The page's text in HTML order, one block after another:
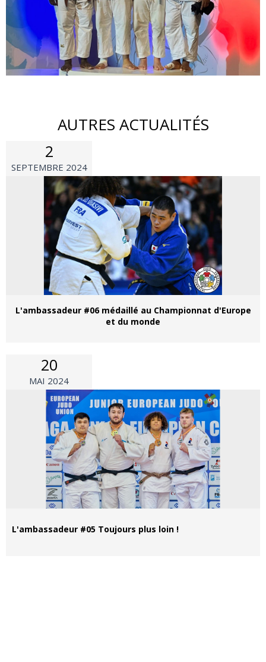
AUTRES ACTUALITÉS
2
SEPTEMBRE 2024
L'ambassadeur #06 médaillé au Championnat d'Europe
et du monde
20
MAI 2024
L'ambassadeur #05 Toujours plus loin !